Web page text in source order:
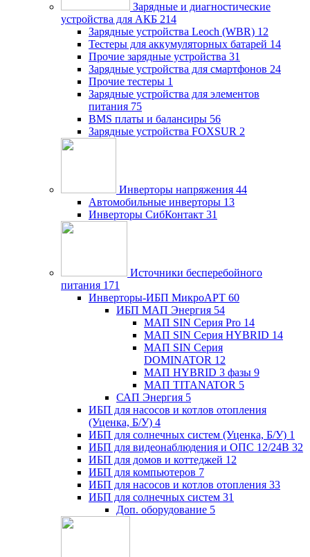
Зарядные и диагностические
устройства для АКБ 214
Зарядные устройства Leoch (WBR) 12
Тестеры для аккумуляторных батарей 14
Прочие зарядные устройства 31
Зарядные устройства для смартфонов 24
Прочие тестеры 1
Зарядные устройства для элементов
питания 75
BMS платы и балансиры 56
Зарядные устройства FOXSUR 2
Инверторы напряжения 44
Автомобильные инверторы 13
Инверторы СибКонтакт 31
Источники бесперебойного
питания 171
Инверторы-ИБП МикроАРТ 60
ИБП МАП Энергия 54
МАП SIN Серия Pro 14
МАП SIN Серия HYBRID 14
МАП SIN Серия
DOMINATOR 12
МАП HYBRID 3 фазы 9
МАП TITANATOR 5
САП Энергия 5
ИБП для насосов и котлов отопления
(Уценка, Б/У) 4
ИБП для солнечных систем (Уценка, Б/У) 1
ИБП для видеонаблюдения и ОПС 12/24В 32
ИБП для домов и коттеджей 12
ИБП для компьютеров 7
ИБП для насосов и котлов отопления 33
ИБП для солнечных систем 31
Доп. оборудование 5